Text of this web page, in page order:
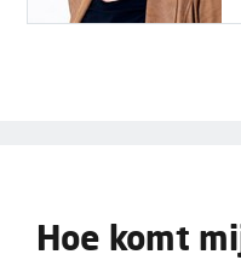
Hoe komt